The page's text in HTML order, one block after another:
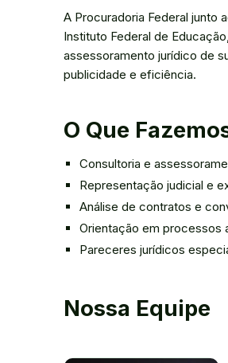
A Procuradoria Federal junto
Instituto Federal de
assessoramento jurídico de
publicidade e eficiência.
O Que
Consultoria e
Representação judicial e
Análise de contratos e
Orientação em processos
Pareceres jurídicos
Nossa Equipe